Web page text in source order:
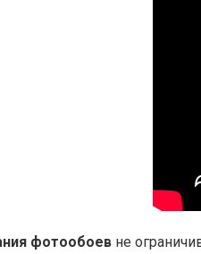
фотообоев не